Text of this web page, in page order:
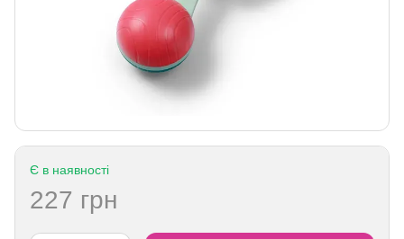
Є в наявності
227 грн